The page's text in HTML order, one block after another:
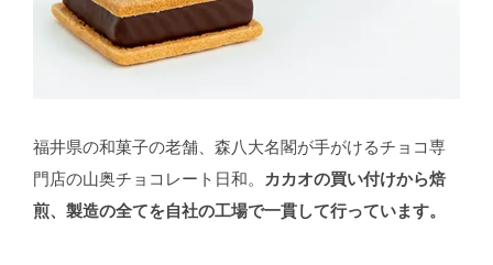
福井県の和菓子の老舗、森八大名閣が手がけるチョコ専
門店の山奥チョコレート日和。
カカオの買い付けから焙
煎、製造の全てを自社の工場で一貫して行っています。